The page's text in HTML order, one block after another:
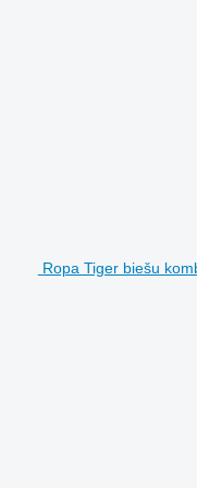
Ropa Tiger biešu